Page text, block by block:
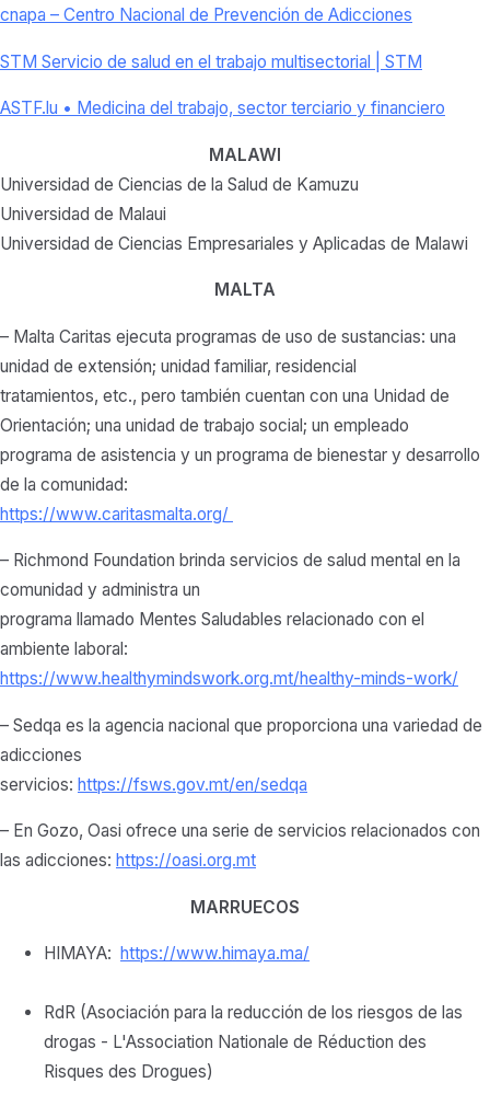
cnapa – Centro Nacional de Prevención de Adicciones
STM Servicio de salud en el trabajo multisectorial | STM
ASTF.lu • Medicina del trabajo, sector terciario y financiero
MALAWI
Universidad de Ciencias de la Salud de Kamuzu
Universidad de Malaui
Universidad de Ciencias Empresariales y Aplicadas de Malawi
MALTA
– Malta Caritas ejecuta programas de uso de sustancias: una
unidad de extensión; unidad familiar, residencial
tratamientos, etc., pero también cuentan con una Unidad de
Orientación; una unidad de trabajo social; un empleado
programa de asistencia y un programa de bienestar y desarrollo
de la comunidad:
https://www.caritasmalta.org/
– Richmond Foundation brinda servicios de salud mental en la
comunidad y administra un
programa llamado Mentes Saludables relacionado con el
ambiente laboral:
https://www.healthymindswork.org.mt/healthy-minds-work/
– Sedqa es la agencia nacional que proporciona una variedad de
adicciones
servicios: https://fsws.gov.mt/en/sedqa
– En Gozo, Oasi ofrece una serie de servicios relacionados con
las adicciones: https://oasi.org.mt
MARRUECOS
HIMAYA: https://www.himaya.ma/
RdR (Asociación para la reducción de los riesgos de las
drogas - L'Association Nationale de Réduction des
Risques des Drogues)